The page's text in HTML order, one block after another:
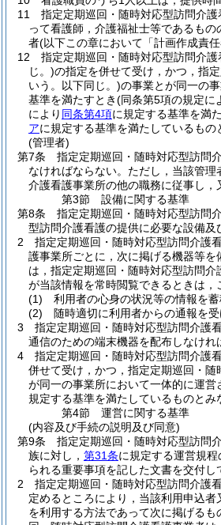
11
指定定期巡回・随時対応型訪問介
って看護師，介護福祉士等であるも
者(以下この章において「計画作成責
12
指定定期巡回・随時対応型訪問介
じ。)の指定を併せて受け，かつ，指
いう。以下同じ。)の事業とが同一の
基準を満たすとき(同条第5項の規定に
により 同条第4項に規定する基準を満
アに規定する基準を満たしているもの
(管理者)
第7条
指定定期巡回・随時対応型訪問
なければならない。 ただし，当該管理
介護看護事業所の他の職務に従事し，
第3節
設備に関する基準
第8条
指定定期巡回・随時対応型訪問
型訪問介護看護の提供に必要な設備及
2
指定定期巡回・随時対応型訪問介護
護事業所ごとに，次に掲げる機器等を
は，指定定期巡回・随時対応型訪問
が当該情報を常時閲覧できるときは，
(1)
利用者の心身の状況等の情報を
(2)
随時適切に利用者からの通報を
3
指定定期巡回・随時対応型訪問介護
通信のための端末機器を配布しなけれ
4
指定定期巡回・随時対応型訪問介護
併せて受け，かつ，指定定期巡回・
が同一の事業所において一体的に運営
規定する基準を満たしているものとみ
第4節
運営に関する基準
(内容及び手続の説明及び同意)
第9条
指定定期巡回・随時対応型訪問
族に対し， 第31条に規定する運営規
られる重要事項を記した文書を交付
2
指定定期巡回・随時対応型訪問介護
定めるところにより，当該利用申込
を利用する方法であって次に掲げるも